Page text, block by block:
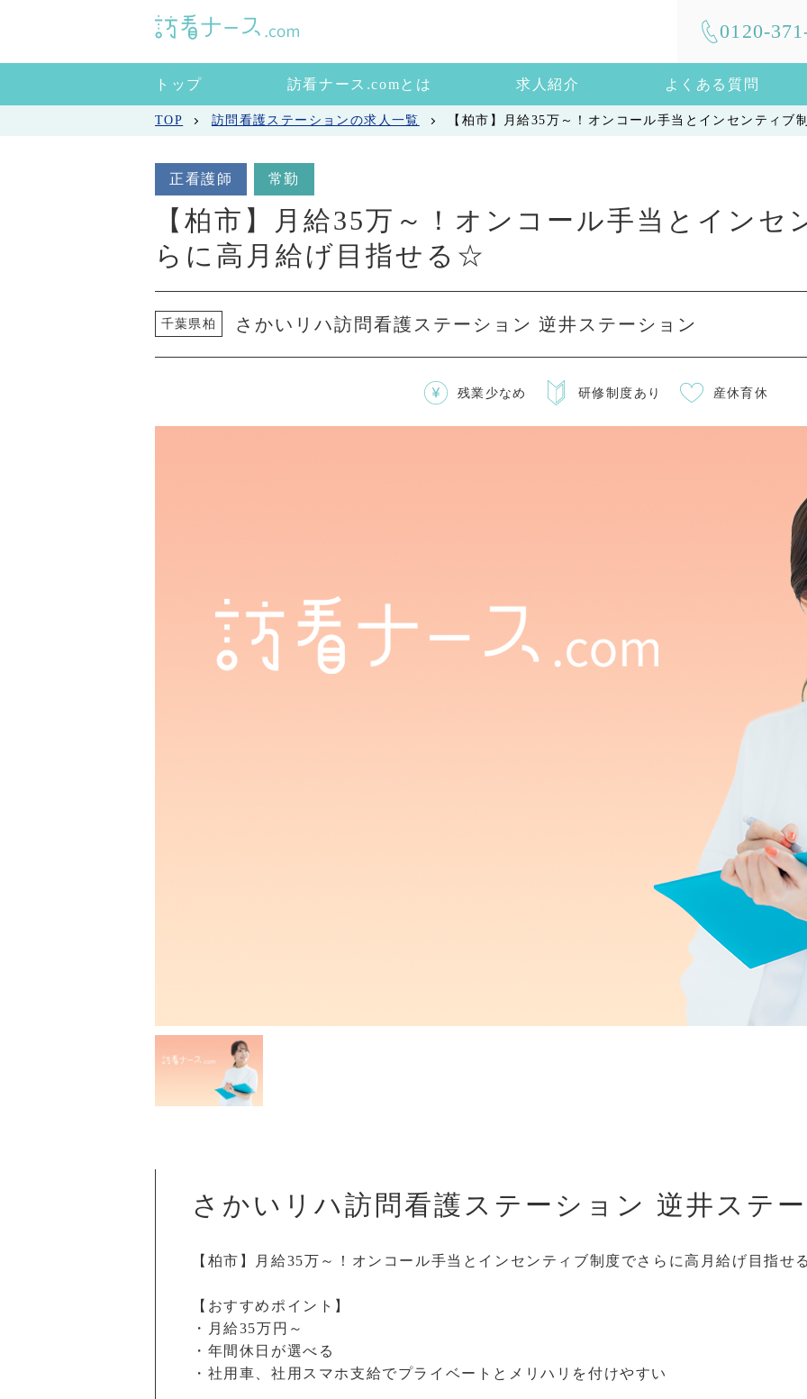
0120-
トップ 訪看ナース.comとは 求人紹介 よくある質問
TOP 訪問看護ステーションの求人一覧 【柏市】月給35万～！オンコール手当とインセンティ
正看護師 常勤
【柏市】月給35万～！オンコール手当とインセ
らに高月給げ目指せる☆
千葉県柏 さかいリハ訪問看護ステーション 逆井ステーション
残業少なめ 研修制度あり 産休育休
さかいリハ訪問看護ステーション 逆井ステ
【柏市】月給35万～！オンコール手当とインセンティブ制度でさらに高月給げ目指せ
【おすすめポイント】
・月給35万円～
・年間休日が選べる
・社用車、社用スマホ支給でプライベートとメリハリを付けやすい